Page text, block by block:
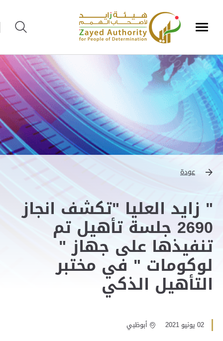
عودة
" زايد العليا "تكشف انجاز
2690 جلسة تأهيل تم
تنفيذها على جهاز "
لوكومات " في مختبر
التأهيل الذكي
02 يونيو 2021 أبوظبي